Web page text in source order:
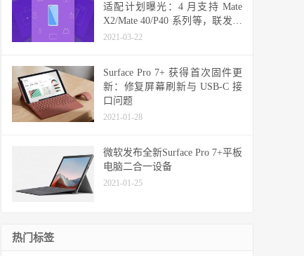
适配计划曝光：4 月支持 Mate
X2/Mate 40/P40 系列等，联发科
天玑机型可能无缘
2021-03-22
Surface Pro 7+ 获得首次固件更
新：修复屏幕刷新与 USB-C 接
口问题
2021-01-28
微软发布全新Surface Pro 7+平板
电脑二合一设备
2021-01-25
热门标签